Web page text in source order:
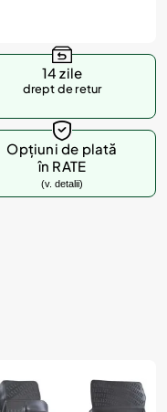
14 zile
drept de retur
Opțiuni de plată
în RATE
(v. detalii)